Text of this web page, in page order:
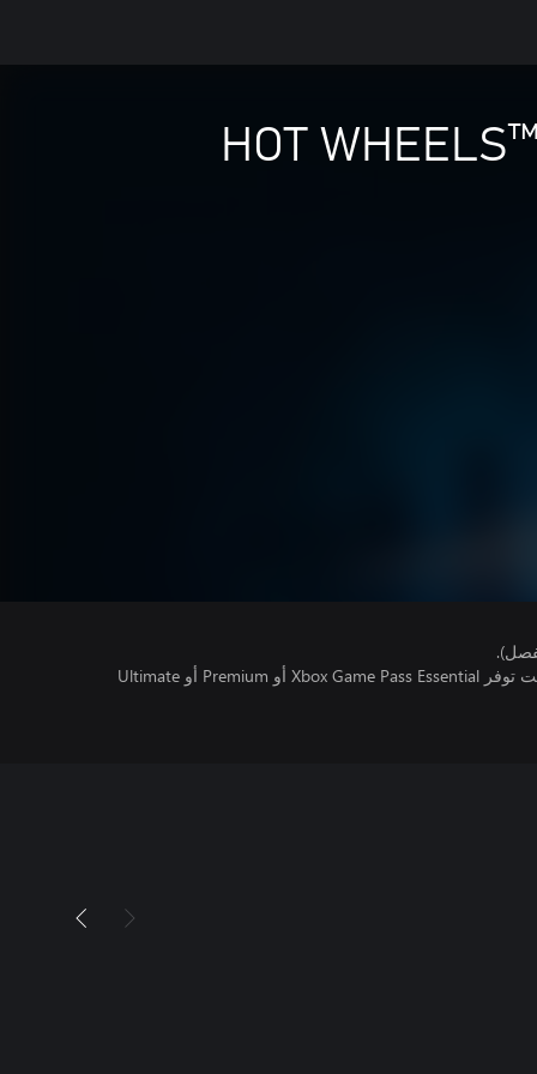
HOT
تتطلب اللعبة متعددة اللاعبين عبر الإنترنت توفر Xbox Game Pass Essential أو Premium أو Ultimate